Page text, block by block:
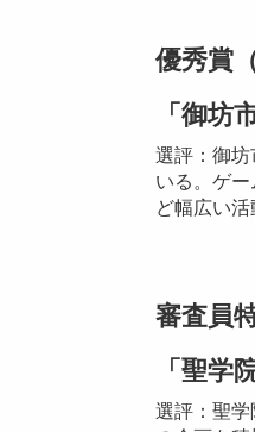
優秀賞
「御坊
選評：御
いる。ゲ
ど幅広い
審査員
「聖学
選評：聖